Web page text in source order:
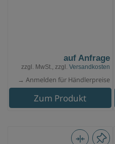
auf Anfrage
zzgl. MwSt., zzgl. Versandkosten
→ Anmelden für Händlerpreise
Zum Produkt